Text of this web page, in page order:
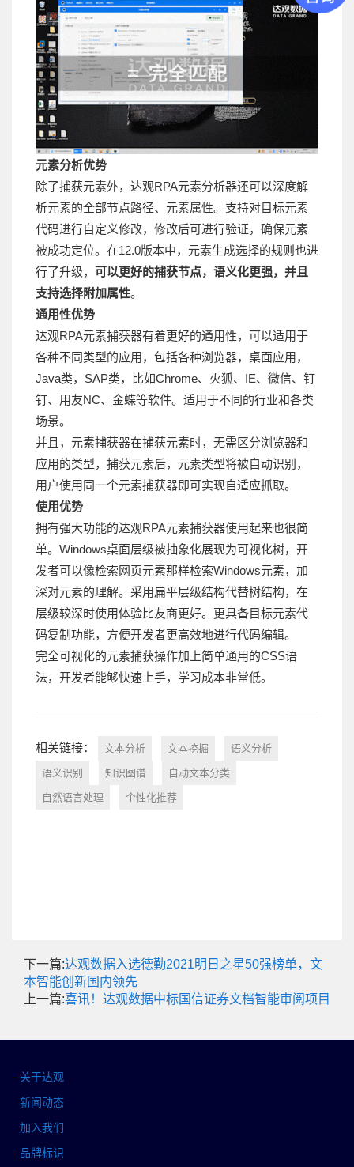
元素分析优势
除了捕获元素外，达观RPA元素分析器还可以深度解
析元素的全部节点路径、元素属性。支持对目标元素
代码进行自定义修改，修改后可进行验证，确保元素
被成功定位。在12.0版本中，元素生成选择的规则也进
行了升级， 可以更好的捕获节点，语义化更强，并且
支持选择附加属性。
通用性优势
达观RPA元素捕获器有着更好的通用性，可以适用于
各种不同类型的应用，包括各种浏览器，桌面应用，
Java类，SAP类，比如Chrome、火狐、IE、微信、钉
钉、用友NC、金蝶等软件。适用于不同的行业和各类
场景。
并且，元素捕获器在捕获元素时，无需区分浏览器和
应用的类型，捕获元素后，元素类型将被自动识别，
用户使用同一个元素捕获器即可实现自适应抓取。
使用优势
拥有强大功能的达观RPA元素捕获器使用起来也很简
单。Windows桌面层级被抽象化展现为可视化树，开
发者可以像检索网页元素那样检索Windows元素，加
深对元素的理解。采用扁平层级结构代替树结构，在
层级较深时使用体验比友商更好。更具备目标元素代
码复制功能，方便开发者更高效地进行代码编辑。
完全可视化的元素捕获操作加上简单通用的CSS语
法，开发者能够快速上手，学习成本非常低。
相关链接： 文本分析 文本挖掘 语义分析
语义识别 知识图谱 自动文本分类
自然语言处理 个性化推荐
下一篇:达观数据入选德勤2021明日之星50强榜单，文
本智能创新国内领先
上一篇:喜讯！达观数据中标国信证券文档智能审阅项目
关于达观
新闻动态
加入我们
品牌标识